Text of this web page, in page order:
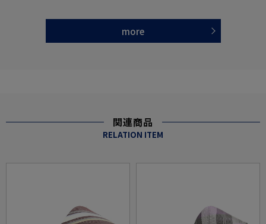
more
関連商品
RELATION ITEM